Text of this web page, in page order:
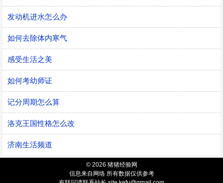
发动机进水怎么办
如何去除体内寒气
感受生活之美
如何考幼师证
记分周期怎么算
洛克王国性格怎么改
济南生活频道
© 2026 猪猪经验网
信息来自网络 所有数据仅供参考